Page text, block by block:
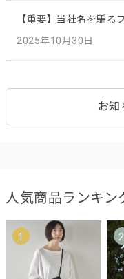
【重要】当社名を騙る
2025年10月30日
お知
人気商品ランキン
1 2